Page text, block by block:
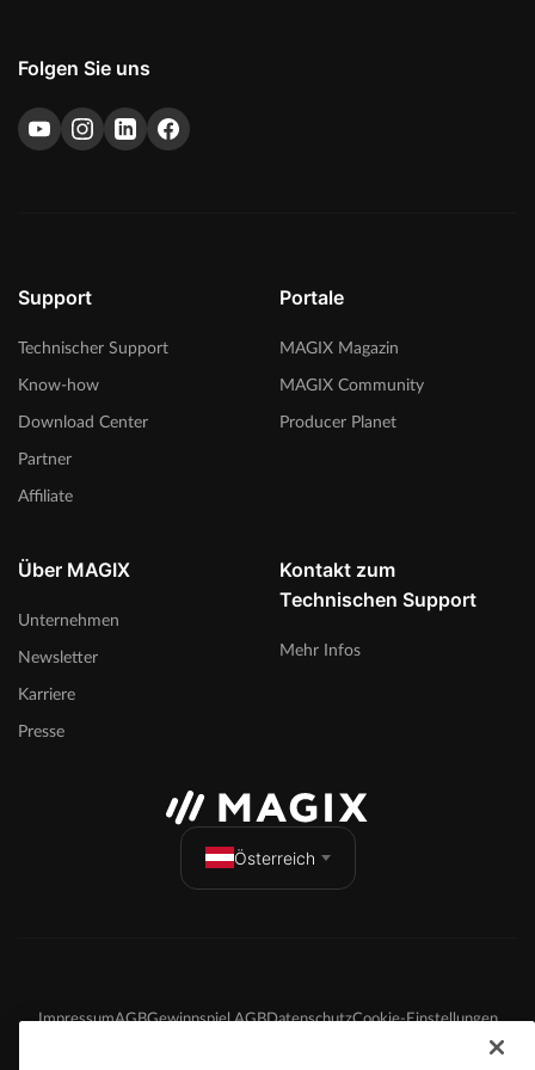
Folgen Sie uns
Support
Technischer Support
Know-how
Download Center
Partner
Affiliate
Portale
MAGIX Magazin
MAGIX Community
Producer Planet
Über MAGIX
Unternehmen
Newsletter
Karriere
Presse
Kontakt zum
Technischen Support
Mehr Infos
Österreich
ImpressumAGBGewinnspiel AGBDatenschutzCookie-Einstellungen